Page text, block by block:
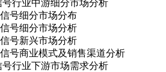
行业中游细分市场分析
号细分市场分布
号细分市场分析
号新兴市场分析
号商业模式及销售渠道分析
行业下游市场需求分析